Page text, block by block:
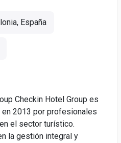
España
Checkin Hotel Group es
2013 por profesionales
el sector turístico.
la gestión integral y